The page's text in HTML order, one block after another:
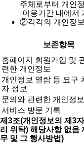
주체로부터 개인
·이용기간 내에서
②각각의 개인정
보존항목
홈페이지 회원가입 및
련한 개인정보
개인정보 열람 등 요구
자 정보
문의와 관련한 개인정보
서비스 방문 기록
제3조(개인정보의 제3
리 위탁) 해당사항 없음
무 및 그 행사방법)